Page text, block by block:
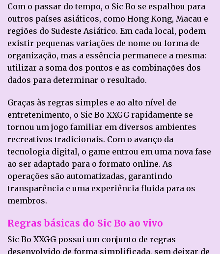
Com o passar do tempo, o Sic Bo se espalhou para
outros países asiáticos, como Hong Kong, Macau e
regiões do Sudeste Asiático. Em cada local, podem
existir pequenas variações de nome ou forma de
organização, mas a essência permanece a mesma:
utilizar a soma dos pontos e as combinações dos
dados para determinar o resultado.
Graças às regras simples e ao alto nível de
entretenimento, o Sic Bo XXGG rapidamente se
tornou um jogo familiar em diversos ambientes
recreativos tradicionais. Com o avanço da
tecnologia digital, o game entrou em uma nova fase
ao ser adaptado para o formato online. As
operações são automatizadas, garantindo
transparência e uma experiência fluida para os
membros.
Regras básicas do Sic Bo ao vivo
Sic Bo XXGG possui um conjunto de regras
desenvolvido de forma simplificada, sem deixar de